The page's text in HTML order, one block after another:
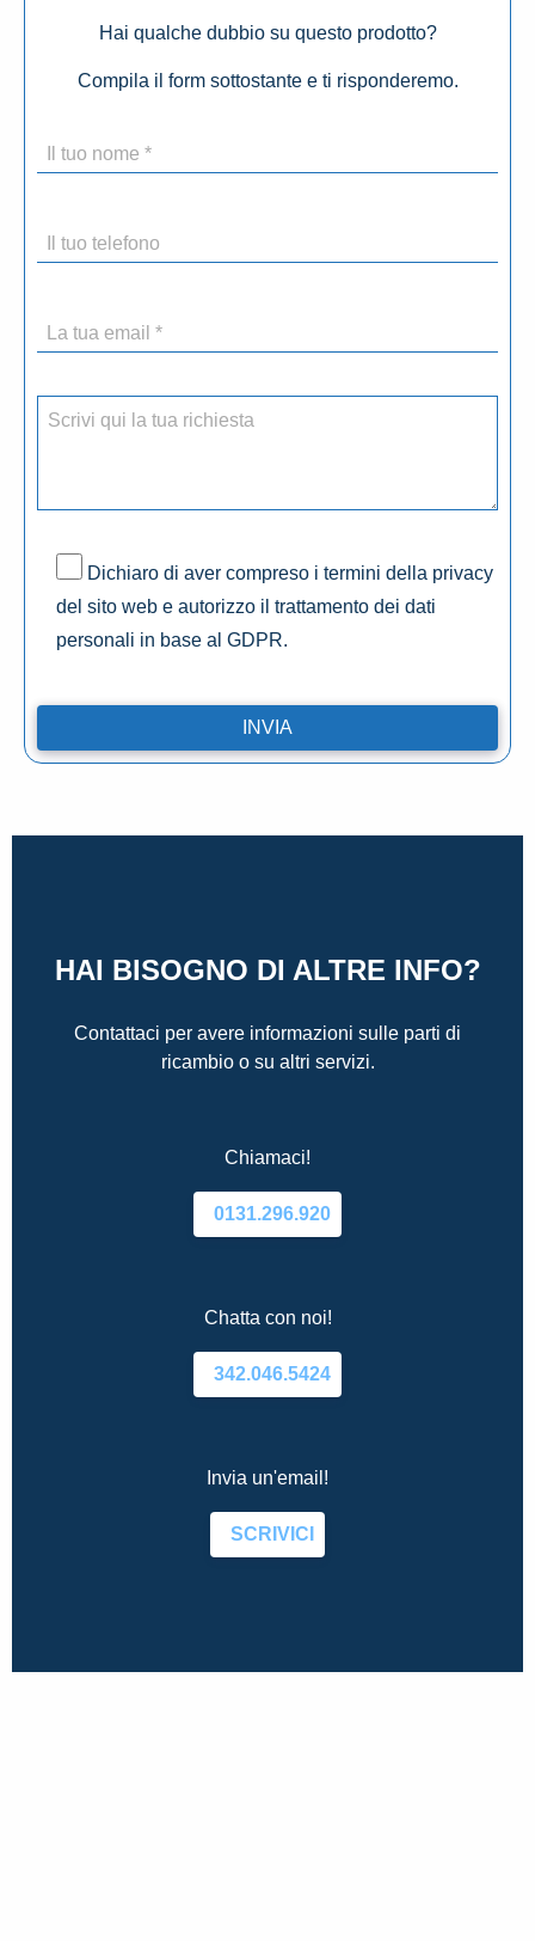
Hai qualche dubbio su questo prodotto?
Compila il form sottostante e ti risponderemo.
Dichiaro di aver compreso i termini della privacy
del sito web e autorizzo il trattamento dei dati
personali in base al GDPR.
HAI BISOGNO DI ALTRE INFO?
Contattaci per avere informazioni sulle parti di
ricambio o su altri servizi.
Chiamaci!
0131.296.920
Chatta con noi!
342.046.5424
Invia un'email!
SCRIVICI